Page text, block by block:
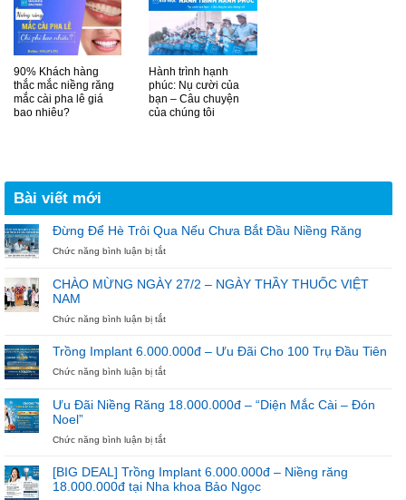
90% Khách hàng
thắc mắc niềng răng
mắc cài pha lê giá
bao nhiêu?
Hành trình hạnh
phúc: Nụ cười của
bạn – Câu chuyện
của chúng tôi
Bài viết mới
Đừng Để Hè Trôi Qua Nếu Chưa Bắt Đầu Niềng Răng
Chức năng bình luận bị tắtở
Để
Hè
Qua
Chưa
Bắt
Đầu
Răng
CHÀO MỪNG NGÀY 27/2 – NGÀY THẦY THUỐC VIỆT
NAM
Chức năng bình luận bị tắtở
MỪNG
NGÀY
27/2
NGÀY
VIỆT
Trồng Implant 6.000.000đ – Ưu Đãi Cho 100 Trụ Đầu Tiên
Chức năng bình luận bị tắtở
Implant
6.000.000đ
Ưu
Cho
100
Trụ
Ưu Đãi Niềng Răng 18.000.000đ – “Diện Mắc Cài – Đón
Noel”
Chức năng bình luận bị tắtở
Niềng
Răng
[BIG DEAL] Trồng Implant 6.000.000đ – Niềng răng
18.000.000đ tại Nha khoa Bảo Ngọc